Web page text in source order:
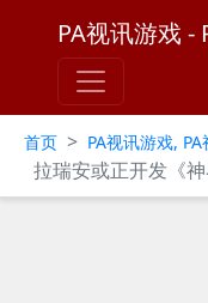
PA视讯游戏 -
首页 > PA视讯游戏,
拉瑞安或正开发《